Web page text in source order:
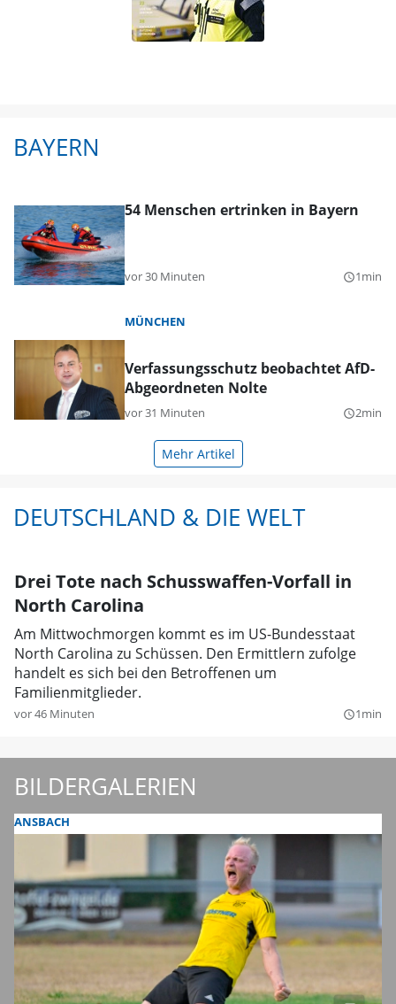
BAYERN
54 Menschen ertrinken in Bayern
vor 30 Minuten query_builder1min
MÜNCHEN
Verfassungsschutz beobachtet AfD-
Abgeordneten Nolte
vor 31 Minuten query_builder2min
Mehr Artikel
DEUTSCHLAND & DIE WELT
Drei Tote nach Schusswaffen-Vorfall in
North Carolina
Am Mittwochmorgen kommt es im US-Bundesstaat
North Carolina zu Schüssen. Den Ermittlern zufolge
handelt es sich bei den Betroffenen um
Familienmitglieder.
vor 46 Minuten query_builder1min
BILDERGALERIEN
ANSBACH